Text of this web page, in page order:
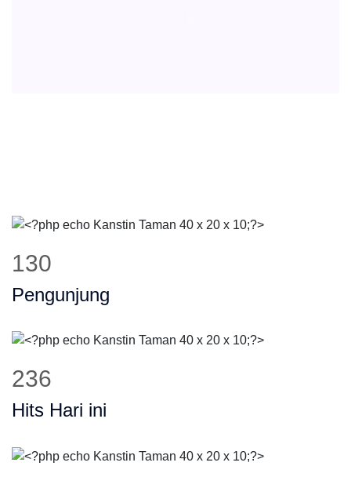
174
Pengunjung
316
Hits Hari ini